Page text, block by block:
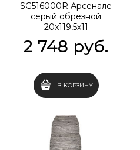
SG516000R Арсенале
серый обрезной
20х119,5х11
2 748 руб.
В КОРЗИНУ